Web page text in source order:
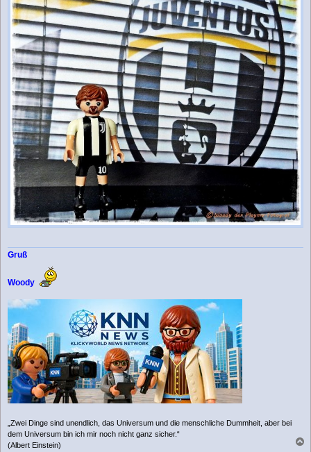
Gruß
Woody
„Zwei Dinge sind unendlich, das Universum und die menschliche Dummheit, aber bei
dem Universum bin ich mir noch nicht ganz sicher.“
(Albert Einstein)